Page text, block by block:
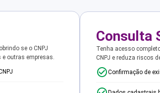
se o CNPJ
outras empresas.
Consulta
Tenha acesso
CNPJ e reduza riscos
Confirmação de